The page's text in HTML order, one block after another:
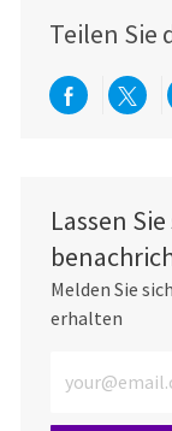
Teilen Sie
Über
Lassen
Melden Sie
erhalten